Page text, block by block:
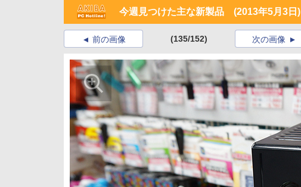
今週見つけた主な新製品 (2013年5月3日)
前の画像 (135/152) 次の画像